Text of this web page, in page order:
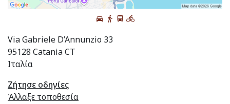
Via Gabriele D’Annunzio 33
95128 Catania CT
Ιταλία
Ζήτησε οδηγίες
Άλλαξε τοποθεσία